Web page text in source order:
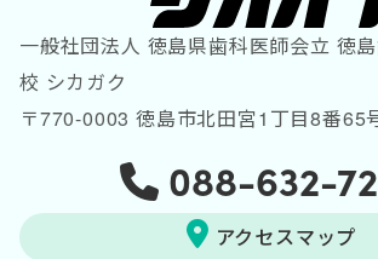
一般社団法人 徳島県歯科医師会立 徳
校 シカガク
〒770-0003 徳島市北田宮1丁目8番65
088-632-
アクセスマップ